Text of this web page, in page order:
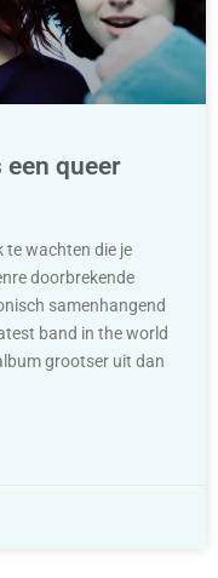
een queer
te wachten die je
doorbrekende
samenhangend
band in the world
grootser uit dan